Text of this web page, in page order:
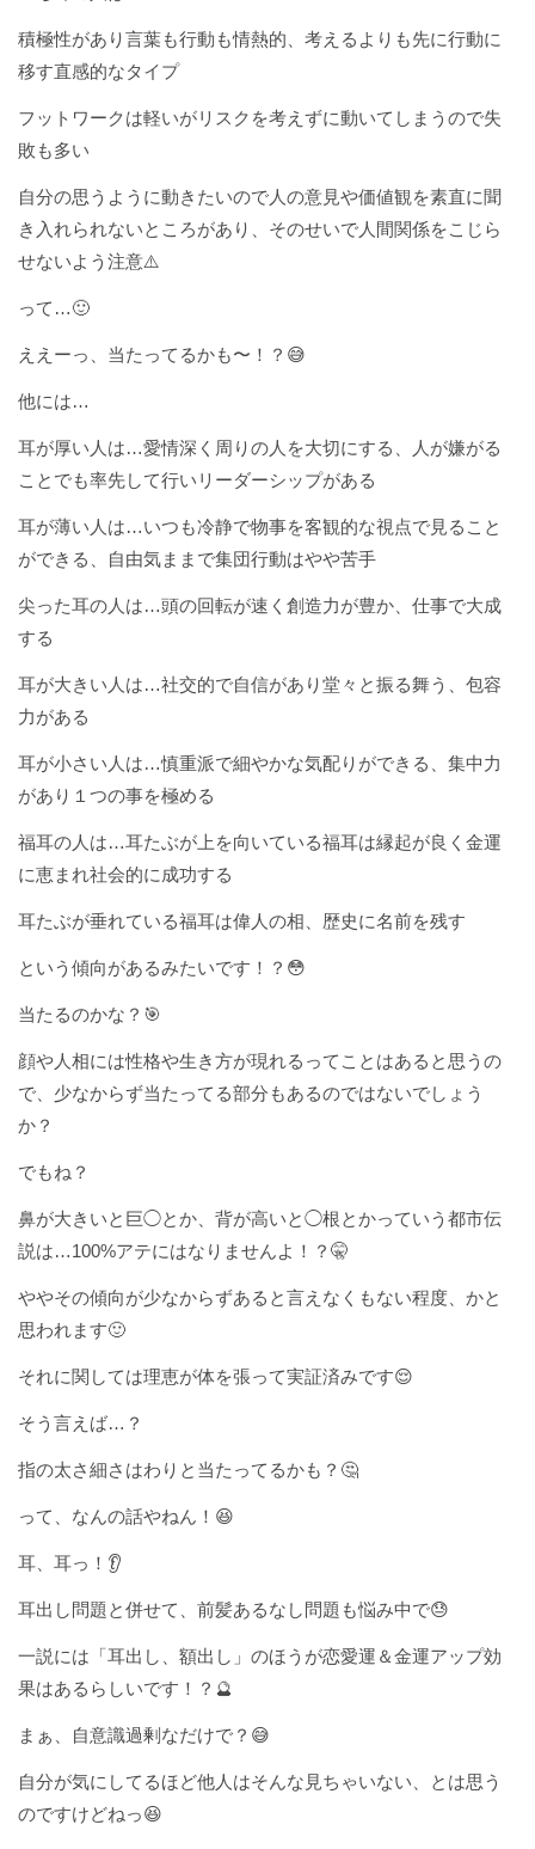
積極性があり言葉も行動も情熱的、考えるよりも先に行動に
移す直感的なタイプ
フットワークは軽いがリスクを考えずに動いてしまうので失
敗も多い
自分の思うように動きたいので人の意見や価値観を素直に聞
き入れられないところがあり、そのせいで人間関係をこじら
せないよう注意⚠️
って…🙂
ええーっ、当たってるかも〜！？😅
他には…
耳が厚い人は…愛情深く周りの人を大切にする、人が嫌がる
ことでも率先して行いリーダーシップがある
耳が薄い人は…いつも冷静で物事を客観的な視点で見ること
ができる、自由気ままで集団行動はやや苦手
尖った耳の人は…頭の回転が速く創造力が豊か、仕事で大成
する
耳が大きい人は…社交的で自信があり堂々と振る舞う、包容
力がある
耳が小さい人は…慎重派で細やかな気配りができる、集中力
があり１つの事を極める
福耳の人は…耳たぶが上を向いている福耳は縁起が良く金運
に恵まれ社会的に成功する
耳たぶが垂れている福耳は偉人の相、歴史に名前を残す
という傾向があるみたいです！？😳
当たるのかな？🎯
顔や人相には性格や生き方が現れるってことはあると思うの
で、少なからず当たってる部分もあるのではないでしょう
か？
でもね？
鼻が大きいと巨◯とか、背が高いと◯根とかっていう都市伝
説は…100%アテにはなりませんよ！？🤫
ややその傾向が少なからずあると言えなくもない程度、かと
思われます🙂
それに関しては理恵が体を張って実証済みです😌
そう言えば…？
指の太さ細さはわりと当たってるかも？🤔
って、なんの話やねん！😆
耳、耳っ！👂
耳出し問題と併せて、前髪あるなし問題も悩み中で😓
一説には「耳出し、額出し」のほうが恋愛運＆金運アップ効
果はあるらしいです！？🔮
まぁ、自意識過剰なだけで？😅
自分が気にしてるほど他人はそんな見ちゃいない、とは思う
のですけどねっ😆